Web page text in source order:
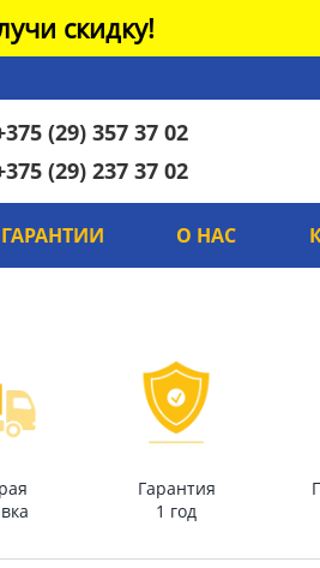
скидку!
(29) 357 37 02
(29) 237 37 02
ГАРАНТИИ О НАС
Гарантия
1 год